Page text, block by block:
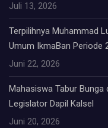
Juli 13, 2026
Terpilihnya Muhammad
Umum IkmaBan Periode
Juni 22, 2026
Mahasiswa Tabur Bunga
Legislator Dapil Kalsel
Juni 20, 2026